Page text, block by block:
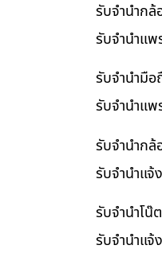
รับจำนำกล้
รับจํานําแพ
รับจำนำมือ
รับจํานําแ
รับจำนำกล้
รับจํานําแ
รับจำนำโน๊
รับจํานําแจ้